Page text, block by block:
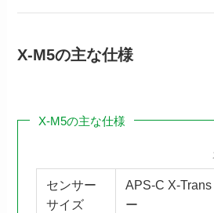
X-M5の主な仕様
X-M5の主な仕様
センサー
サイズ
APS-C X-
ー